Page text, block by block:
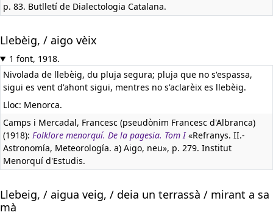
p. 83. Butlletí de Dialectologia Catalana.
Llebèig, / aigo vèix
1 font, 1918.
Nivolada de llebèig, du pluja segura; pluja que no s'espassa,
sigui es vent d'ahont sigui, mentres no s'aclarèix es llebèig.
Lloc: Menorca.
Camps i Mercadal, Francesc (pseudònim Francesc d'Albranca)
(1918): Folklore menorquí. De la pagesia. Tom I«Refranys. II.-
Astronomía, Meteorología. a) Aigo, neu», p. 279. Institut
Menorquí d'Estudis.
Llebeig, / aigua veig, / deia un terrassà / mirant a sa
mà